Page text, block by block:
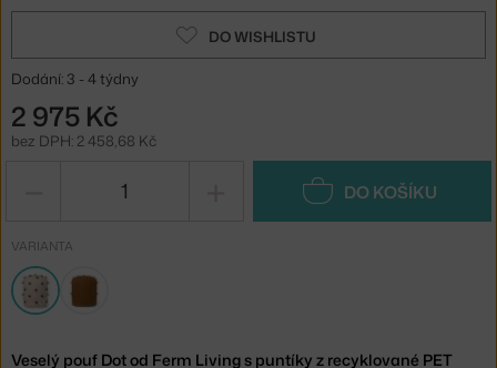
DO WISHLISTU
Dodání: 3 - 4 týdny
2 975 Kč
bez DPH: 2 458,68 Kč
DO KOŠÍKU
VARIANTA
Veselý pouf Dot od Ferm Living s puntíky z recyklované PET